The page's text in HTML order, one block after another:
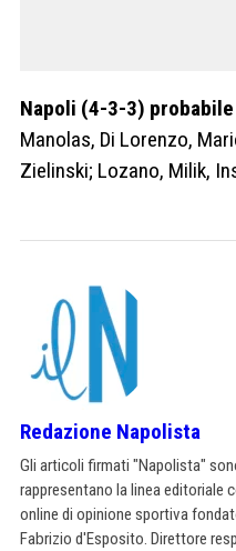
Napoli (4-3-3)
Manolas, Di Lorenzo,
Zielinski; Lozano, Milik,
Redazione Napolista
Gli articoli firmati "Napolista"
rappresentano la linea editoriale
online di opinione sportiva
Fabrizio d'Esposito. Direttore